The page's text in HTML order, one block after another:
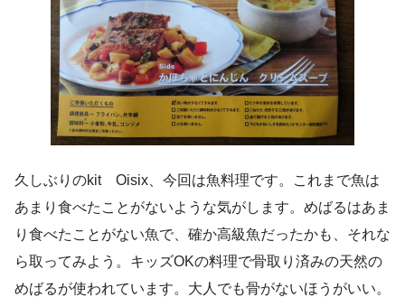
久しぶりのkit Oisix、今回は魚料理です。これまで魚は
あまり食べたことがないような気がします。めばるはあま
り食べたことがない魚で、確か高級魚だったかも、それな
ら取ってみよう。キッズOKの料理で骨取り済みの天然の
めばるが使われています。大人でも骨がないほうがいい。